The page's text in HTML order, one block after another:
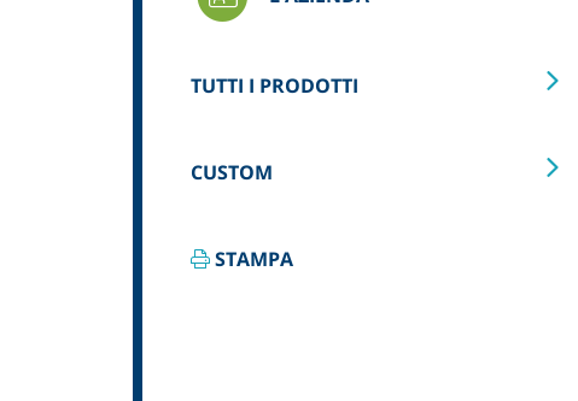
TUTTI I PRODOTTI
CUSTOM
STAMPA